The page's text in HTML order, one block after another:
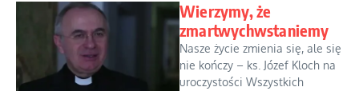
Wierzymy, że
zmartwychwstaniemy
Nasze życie zmienia się, ale się
nie kończy – ks. Józef Kloch na
uroczystości Wszystkich